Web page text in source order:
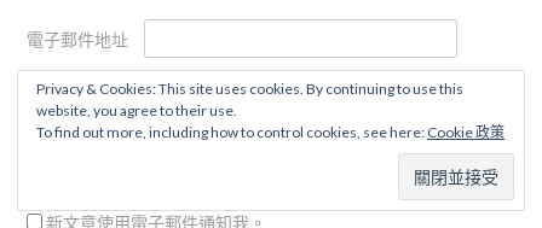
電子郵件地址
個人網站網址
新文章使用電子郵件通知我。
Privacy & Cookies: This site uses cookies. By continuing to use this
website, you agree to their use.
To find out more, including how to control cookies, see here: Cookie 政策